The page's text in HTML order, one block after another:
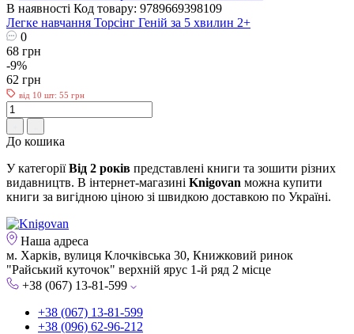
В наявності Код товару: 9789669398109
Легке навчання Торсінг Геній за 5 хвилин 2+
0
68 грн
-9%
62 грн
від 10 шт: 55 грн
До кошика
У категоріїВід 2 років представлені книги та зошити різних
видавництв. В інтернет-магазині Knigovan можна купити
книги за вигідною ціною зі швидкою доставкою по Україні.
Наша адреса
м. Харків, вулиця Клочківська 30, Книжковий ринок
"Райський куточок" верхній ярус 1-й ряд 2 місце
+38 (067) 13-81-599
+38 (067) 13-81-599
+38 (096) 62-96-212